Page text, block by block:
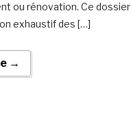
ou rénovation. Ce
exhaustif des […]
→